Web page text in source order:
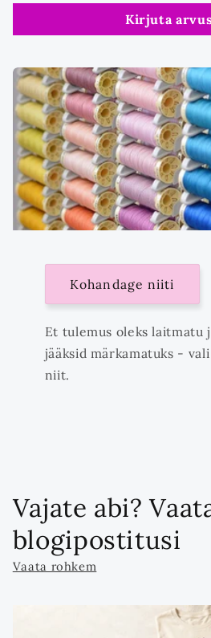
Kirjuta
Kohandage niiti
Et tulemus oleks laitmatu
jääksid märkamatuks -
niit.
Vajate abi?
blogipostitusi
Vaata rohkem